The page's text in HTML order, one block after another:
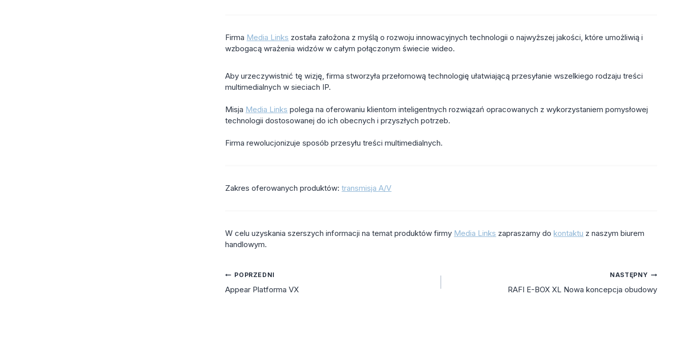
Firma Media Links została założona z myślą o rozwoju innowacyjnych technologii o najwyższej jakości, które umożliwią i
wzbogacą wrażenia widzów w całym połączonym świecie wideo.
Aby urzeczywistnić tę wizję, firma stworzyła przełomową technologię ułatwiającą przesyłanie wszelkiego rodzaju treści
multimedialnych w sieciach IP.
Misja Media Links polega na oferowaniu klientom inteligentnych rozwiązań opracowanych z wykorzystaniem pomysłowej
technologii dostosowanej do ich obecnych i przyszłych potrzeb.
Firma rewolucjonizuje sposób przesyłu treści multimedialnych.
Zakres oferowanych produktów:transmisja A/V
W celu uzyskania szerszych informacji na temat produktów firmy Media Links zapraszamy dokontaktu z naszym biurem
handlowym.
Nawigacja
wpisu
POPRZEDNI
Appear Platforma VX
NASTĘPNY
RAFI E-BOX XL Nowa koncepcja obudowy